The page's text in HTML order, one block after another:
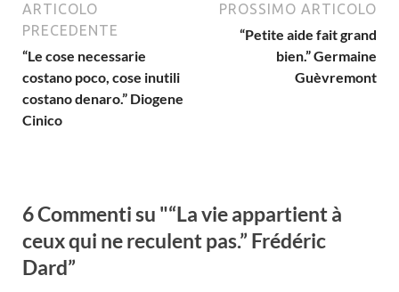
ARTICOLO
PRECEDENTE
“Le cose necessarie
costano poco, cose inutili
costano denaro.” Diogene
Cinico
PROSSIMO ARTICOLO
“Petite aide fait grand
bien.”Germaine
Guèvremont
6 Commenti su "“La vie appartient à
ceux qui ne reculent pas.” Frédéric
Dard”